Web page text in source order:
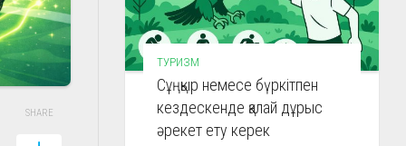
SHARE
ТУРИЗМ
Сұңқыр немесе бүркітпен
кездескенде қалай дұрыс
әрекет ету керек